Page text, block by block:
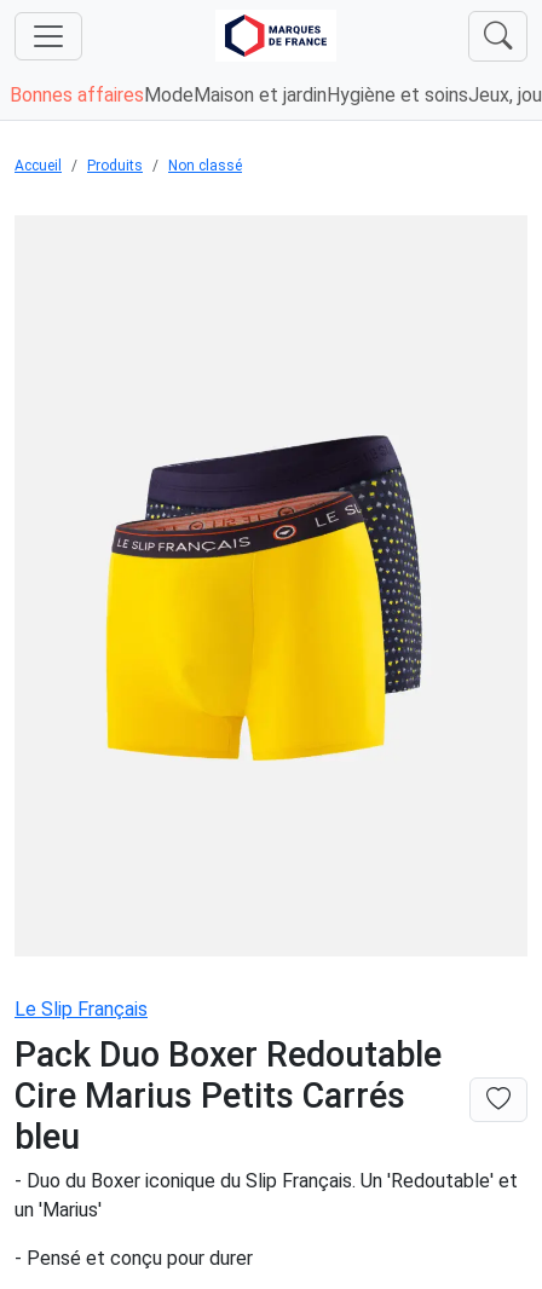
Bonnes affaires Mode Maison et jardin Hygiène et soinsJeux,
Accueil Produits Non classé
Le Slip Français
Pack Duo Boxer Redoutable
Cire Marius Petits Carrés
bleu
- Duo du Boxer iconique du Slip Français. Un 'Redoutable' et
un 'Marius'
- Pensé et conçu pour durer